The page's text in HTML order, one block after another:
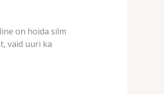
on hoida silm
vaid uuri ka